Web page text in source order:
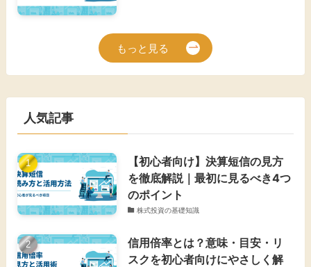
もっと見る
人気記事
【初心者向け】決算短信の見方
を徹底解説｜最初に見るべき4つ
のポイント
株式投資の基礎知識
信用倍率とは？意味・目安・リ
スクを初心者向けにやさしく解